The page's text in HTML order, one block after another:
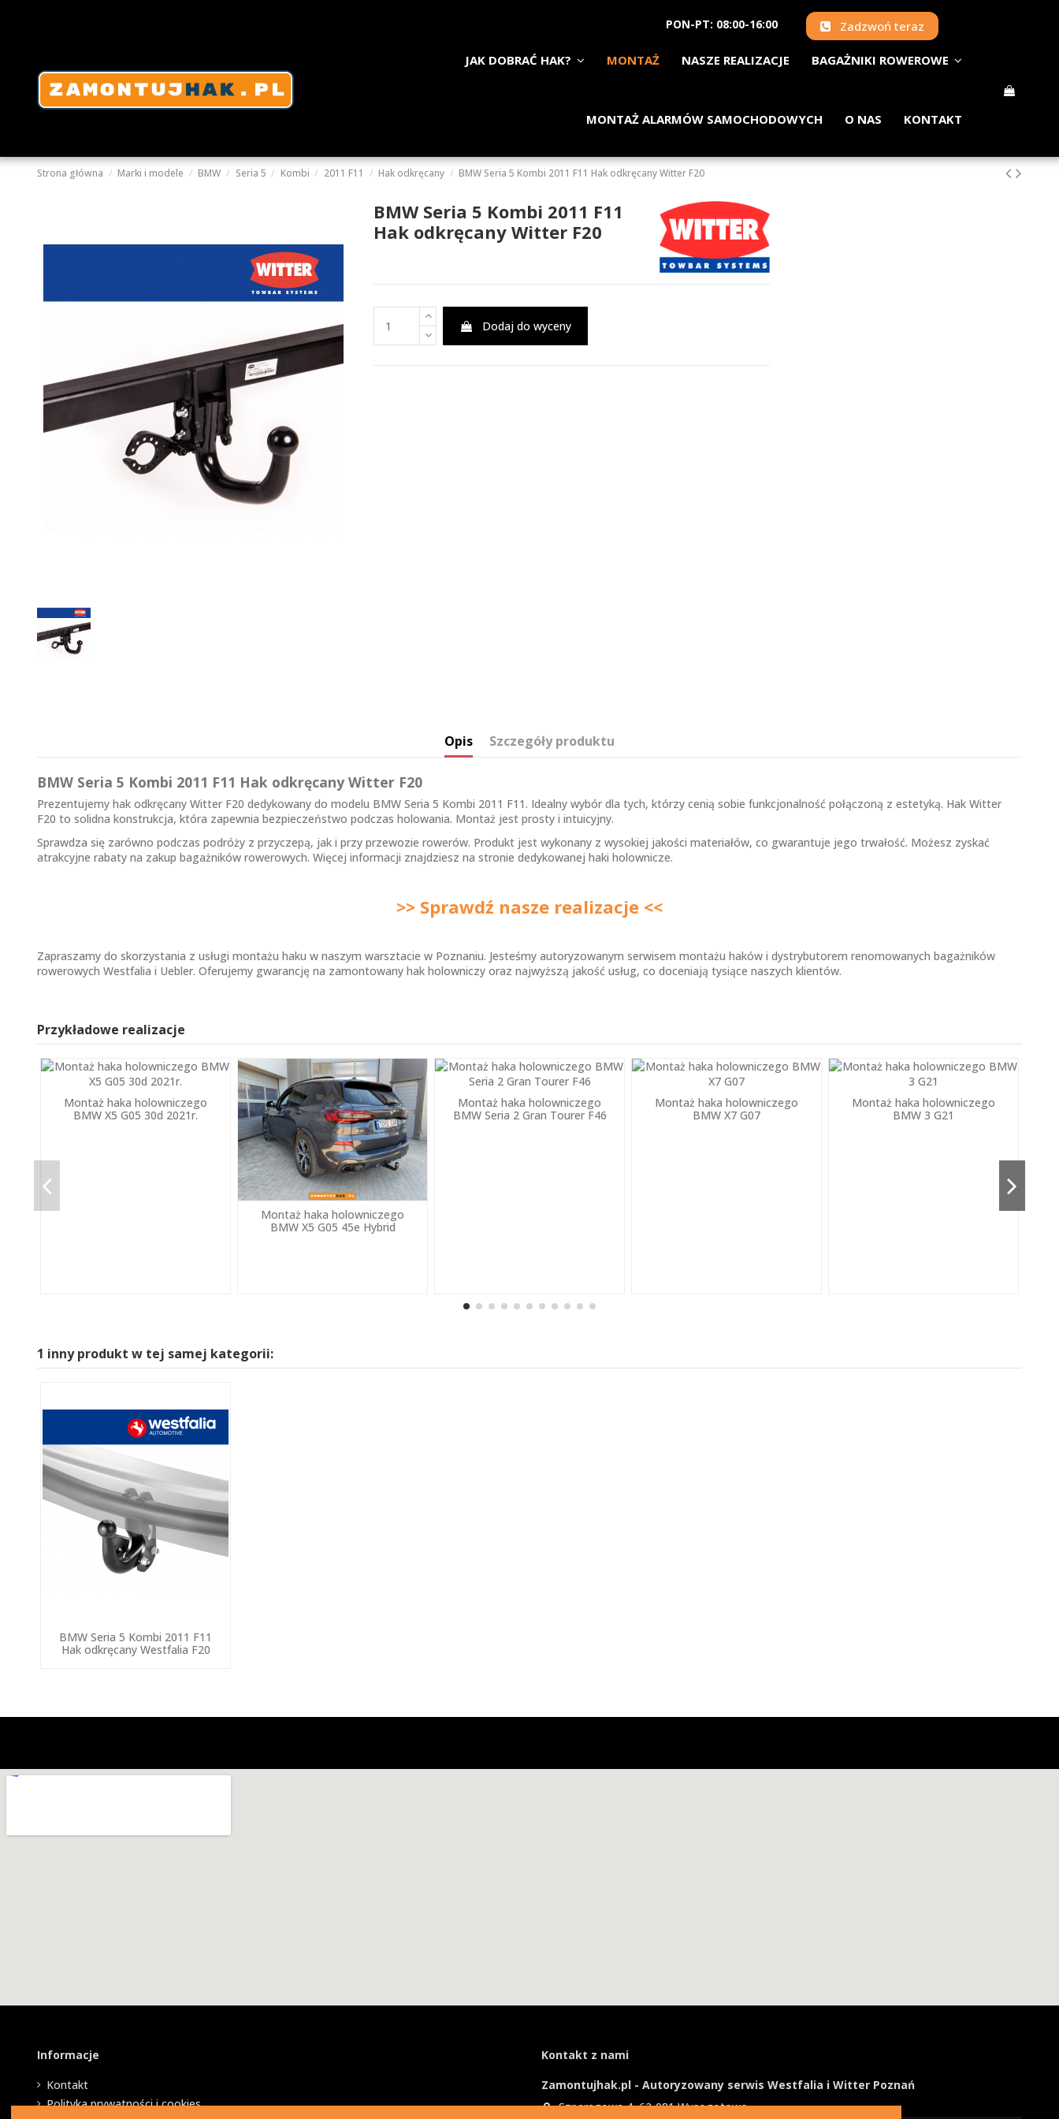
PON-PT: 08:00-16:00 Zadzwoń teraz
JAK DOBRAĆ HAK? MONTAŻ NASZE REALIZACJE BAGAŻNIKI ROWEROWE
MONTAŻ ALARMÓW SAMOCHODOWYCH O NAS KONTAKT
Strona główna Marki i modele BMW Seria 5 Kombi 2011 F11 Hak odkręcany BMW Seria 5 Kombi 2011 F11 Hak odkręcany Witter F20
BMW Seria 5 Kombi 2011 F11
Hak odkręcany Witter F20
Dodaj do wyceny
Opis Szczegóły produktu
BMW Seria 5 Kombi 2011 F11 Hak odkręcany Witter F20
Prezentujemy hak odkręcany Witter F20 dedykowany do modelu BMW Seria 5 Kombi 2011 F11. Idealny wybór dla tych, którzy cenią sobie funkcjonalność połączoną z estetyką. Hak Witter
F20 to solidna konstrukcja, która zapewnia bezpieczeństwo podczas holowania. Montaż jest prosty i intuicyjny.
Sprawdza się zarówno podczas podróży z przyczepą, jak i przy przewozie rowerów. Produkt jest wykonany z wysokiej jakości materiałów, co gwarantuje jego trwałość. Możesz zyskać
atrakcyjne rabaty na zakup bagażników rowerowych. Więcej informacji znajdziesz na stronie dedykowanej haki holownicze.
>> Sprawdź nasze realizacje <<
Zapraszamy do skorzystania z usługi montażu haku w naszym warsztacie w Poznaniu. Jesteśmy autoryzowanym serwisem montażu haków i dystrybutorem renomowanych bagażników
rowerowych Westfalia i Uebler. Oferujemy gwarancję na zamontowany hak holowniczy oraz najwyższą jakość usług, co doceniają tysiące naszych klientów.
Przykładowe realizacje
Montaż haka holowniczego
BMW X5 G05 30d 2021r.
Montaż haka holowniczego
BMW X5 G05 45e Hybrid
Montaż haka holowniczego
BMW Seria 2 Gran Tourer F46
Montaż haka holowniczego
BMW X7 G07
Montaż haka holowniczego
BMW 3 G21
1 inny produkt w tej samej kategorii:
BMW Seria 5 Kombi 2011 F11
Hak odkręcany Westfalia F20
Informacje
Kontakt
Polityka prywatności i cookies
Kontakt z nami
Zamontujhak.pl - Autoryzowany serwis Westfalia i Witter Poznań
Szparagowa 4, 62-081 Wysogotowo